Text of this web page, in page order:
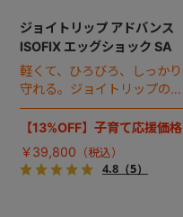
ジョイトリップ アドバンス
ISOFIX エッグショック SA
軽くて、ひろびろ、しっかり
守れる。ジョイトリップの
ISOFIX対応モデル。
【13%OFF】子育て応援価格
￥39,800
4.8（5）